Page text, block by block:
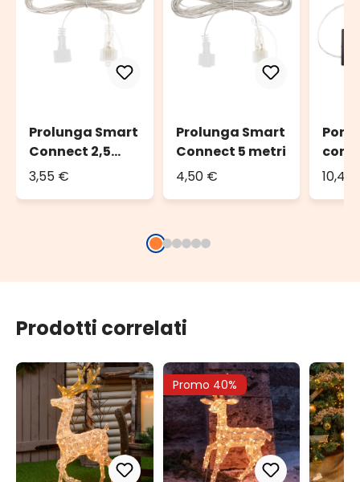
Prolunga Smart
Connect 2,5
metri
3,55 €
Prolunga Smart
Connect 5 metri
4,50 €
con
10,45
Prodotti correlati
Promo 40%